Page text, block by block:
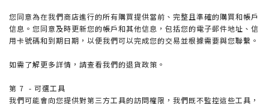
您同意為在我們商店進行的所有購買提供當前、完整且準確的購買和帳戶
信息。您同意及時更新您的帳戶和其他信息，包括您的電子郵件地址、信
用卡號碼和到期日期，以便我們可以完成您的交易並根據需要與您聯繫。
如需了解更多詳情，請查看我們的退貨政策。
第 7 - 可選工具
我們可能會向您提供對第三方工具的訪問權限，我們既不監控這些工具，